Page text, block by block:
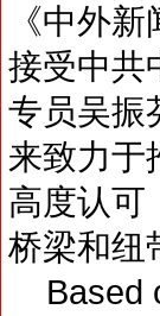
《中外
接受中共
专员吴振
来致力于
高度认可
桥梁和纽
Based